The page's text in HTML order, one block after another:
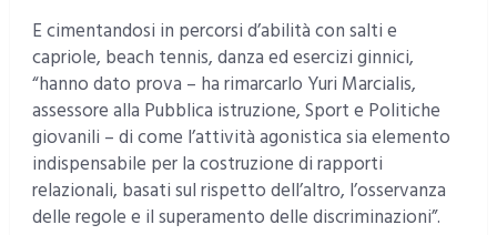
E cimentandosi in percorsi d’abilità con salti e
capriole, beach tennis, danza ed esercizi ginnici,
“hanno dato prova – ha rimarcarlo Yuri Marcialis,
assessore alla Pubblica istruzione, Sport e Politiche
giovanili – di come l’attività agonistica sia elemento
indispensabile per la costruzione di rapporti
relazionali, basati sul rispetto dell’altro, l’osservanza
delle regole e il superamento delle discriminazioni”.